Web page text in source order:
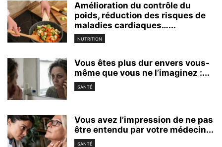
Amélioration du contrôle du
poids, réduction des risques de
maladies cardiaques…...
NUTRITION
Vous êtes plus dur envers vous-
même que vous ne l’imaginez :...
SANTÉ
Vous avez l’impression de ne pas
être entendu par votre médecin...
SANTÉ